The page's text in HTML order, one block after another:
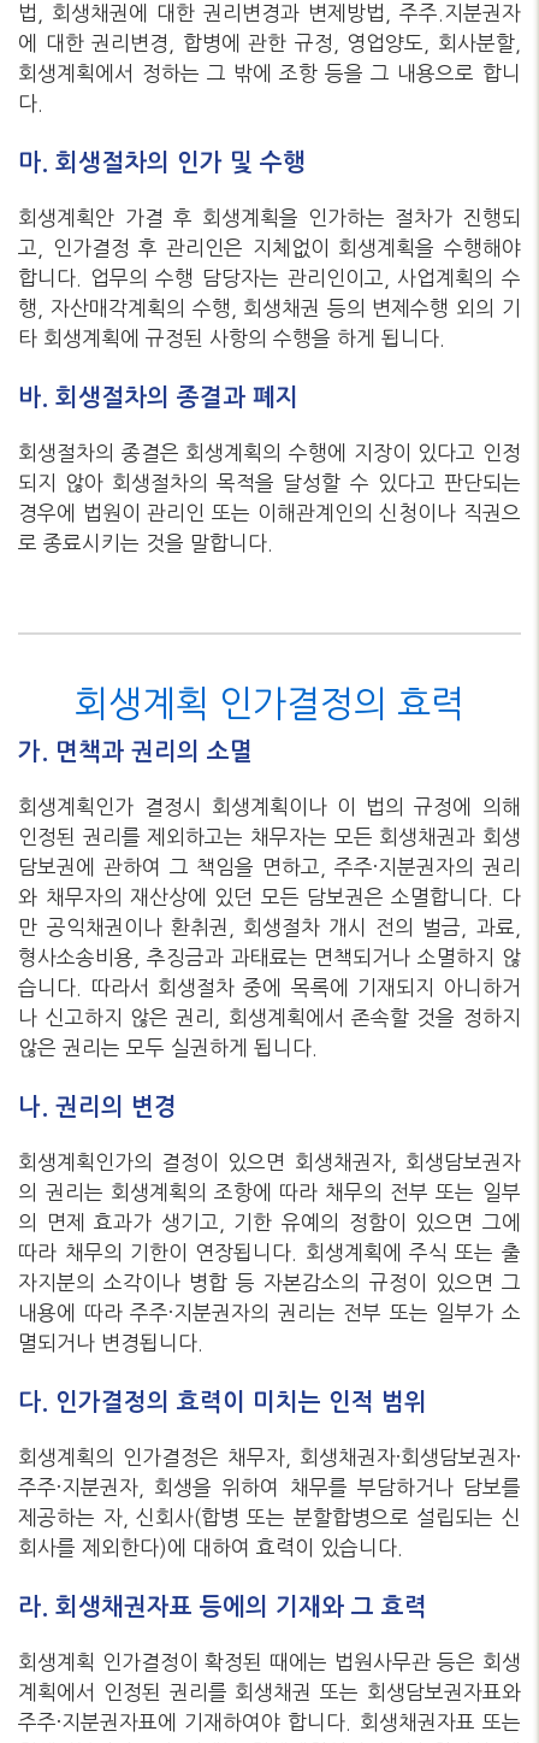
법, 회생채권에 대한 권리변경과 변제방법, 주주.지분권자
에 대한 권리변경, 합병에 관한 규정, 영업양도, 회사분할,
회생계획에서 정하는 그 밖에 조항 등을 그 내용으로 합니
다.
마. 회생절차의 인가 및 수행
회생계획안 가결 후 회생계획을 인가하는 절차가 진행되
고, 인가결정 후 관리인은 지체없이 회생계획을 수행해야
합니다. 업무의 수행 담당자는 관리인이고, 사업계획의 수
행, 자산매각계획의 수행, 회생채권 등의 변제수행 외의 기
타 회생계획에 규정된 사항의 수행을 하게 됩니다.
바. 회생절차의 종결과 폐지
회생절차의 종결은 회생계획의 수행에 지장이 있다고 인정
되지 않아 회생절차의 목적을 달성할 수 있다고 판단되는
경우에 법원이 관리인 또는 이해관계인의 신청이나 직권으
로 종료시키는 것을 말합니다.
회생계획 인가결정의 효력
가. 면책과 권리의 소멸
회생계획인가 결정시 회생계획이나 이 법의 규정에 의해
인정된 권리를 제외하고는 채무자는 모든 회생채권과 회생
담보권에 관하여 그 책임을 면하고, 주주·지분권자의 권리
와 채무자의 재산상에 있던 모든 담보권은 소멸합니다. 다
만 공익채권이나 환취권, 회생절차 개시 전의 벌금, 과료,
형사소송비용, 추징금과 과태료는 면책되거나 소멸하지 않
습니다. 따라서 회생절차 중에 목록에 기재되지 아니하거
나 신고하지 않은 권리, 회생계획에서 존속할 것을 정하지
않은 권리는 모두 실권하게 됩니다.
나. 권리의 변경
회생계획인가의 결정이 있으면 회생채권자, 회생담보권자
의 권리는 회생계획의 조항에 따라 채무의 전부 또는 일부
의 면제 효과가 생기고, 기한 유예의 정함이 있으면 그에
따라 채무의 기한이 연장됩니다. 회생계획에 주식 또는 출
자지분의 소각이나 병합 등 자본감소의 규정이 있으면 그
내용에 따라 주주·지분권자의 권리는 전부 또는 일부가 소
멸되거나 변경됩니다.
다. 인가결정의 효력이 미치는 인적 범위
회생계획의 인가결정은 채무자, 회생채권자·회생담보권자·
주주·지분권자, 회생을 위하여 채무를 부담하거나 담보를
제공하는 자, 신회사(합병 또는 분할합병으로 설립되는 신
회사를 제외한다)에 대하여 효력이 있습니다.
라. 회생채권자표 등에의 기재와 그 효력
회생계획 인가결정이 확정된 때에는 법원사무관 등은 회생
계획에서 인정된 권리를 회생채권 또는 회생담보권자표와
주주·지분권자표에 기재하여야 합니다. 회생채권자표 또는